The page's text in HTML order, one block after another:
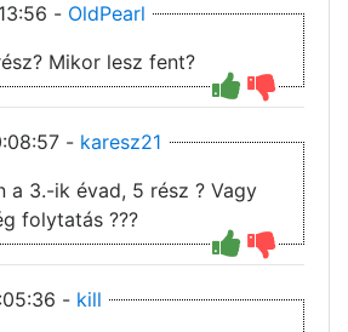
- OldPearl
Mikor lesz fent?
- karesz21
a 3.-ik évad, 5 rész ? Vagy
folytatás ???
- kill